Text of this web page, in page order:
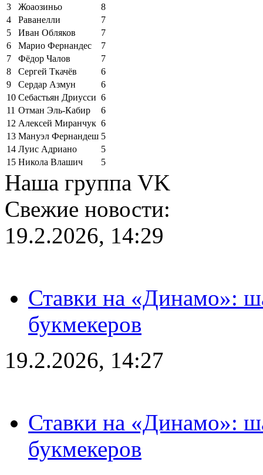
3
Жоаозиньо
8
4
Раванелли
7
5
Иван Обляков
7
6
Марио Фернандес
7
7
Фёдор Чалов
7
8
Сергей Ткачёв
6
9
Сердар Азмун
6
10 Себастьян Дриусси 6
11 Отман Эль-Кабир
6
12 Алексей Миранчук 6
13 Мануэл Фернандеш 5
14 Луис Адриано
5
15 Никола Влашич 5
Наша группа VK
Свежие новости:
19.2.2026, 14:29
Ставки на «Динамо»:
букмекеров
19.2.2026, 14:27
Ставки на «Динамо»:
букмекеров